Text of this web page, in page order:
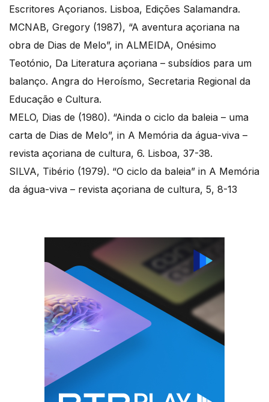
Escritores Açorianos. Lisboa, Edições Salamandra.
MCNAB, Gregory (1987), “A aventura açoriana na
obra de Dias de Melo”, in ALMEIDA, Onésimo
Teotónio, Da Literatura açoriana – subsídios para um
balanço. Angra do Heroísmo, Secretaria Regional da
Educação e Cultura.
MELO, Dias de (1980). “Ainda o ciclo da baleia – uma
carta de Dias de Melo”, in A Memória da água-viva –
revista açoriana de cultura, 6. Lisboa, 37-38.
SILVA, Tibério (1979). “O ciclo da baleia” in A Memória
da água-viva – revista açoriana de cultura, 5, 8-13